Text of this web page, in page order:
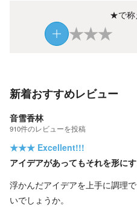
★で称
★★★
新着おすすめレビュー
音雪香林
910件のレビューを投稿
★★★ Excellent!!!
アイデアがあってもそれを形にす
浮かんだアイデアを上手に調理
いでしょうか。